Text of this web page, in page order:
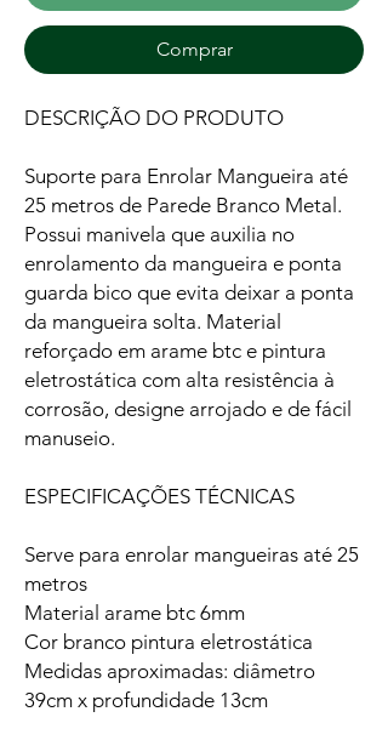
Comprar
DESCRIÇÃO DO PRODUTO
Suporte para Enrolar Mangueira até
25 metros de Parede Branco Metal.
Possui manivela que auxilia no
enrolamento da mangueira e ponta
guarda bico que evita deixar a ponta
da mangueira solta. Material
reforçado em arame btc e pintura
eletrostática com alta resistência à
corrosão, designe arrojado e de fácil
manuseio.
ESPECIFICAÇÕES TÉCNICAS
Serve para enrolar mangueiras até 25
metros
Material arame btc 6mm
Cor branco pintura eletrostática
Medidas aproximadas: diâmetro
39cm x profundidade 13cm